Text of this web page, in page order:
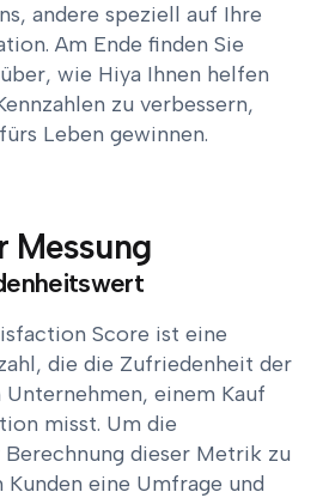
andere speziell auf Ihre
Am Ende finden Sie
wie Hiya Ihnen helfen
zu verbessern,
Leben gewinnen.
Messung
Score ist eine
die die Zufriedenheit der
einem Kauf
misst. Um die
dieser Metrik zu
eine Umfrage und